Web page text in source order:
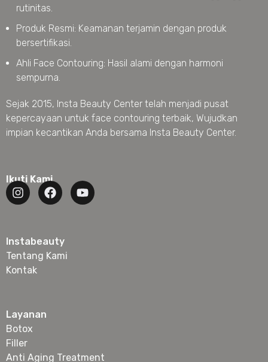
rutinitas.
Produk Resmi: Keamanan terjamin dengan produk
bersertifikasi.
Ahli Face Contouring: Hasil alami dengan harmoni
sempurna.
Sejak 2015, Insta Beauty Center telah menjadi pusat
kepercayaan untuk face contouring terbaik, Wujudkan
impian kecantikan Anda bersama Insta Beauty Center.
Ikuti Kami
Instabeauty
Tentang Kami
Kontak
Layanan
Botox
Filler
Anti Aging Treatment